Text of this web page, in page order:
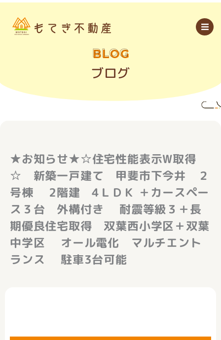
内
BLOG
ブログ
★お知らせ★☆住宅性能表示W取得
☆ 新築一戸建て 甲斐市下今井 ２
号棟 2階建 4ＬＤＫ ＋カースペー
ス３台 外構付き 耐震等級３＋長
期優良住宅取得 双葉西小学区＋双葉
中学区 オール電化 マルチエント
ランス 駐車3台可能